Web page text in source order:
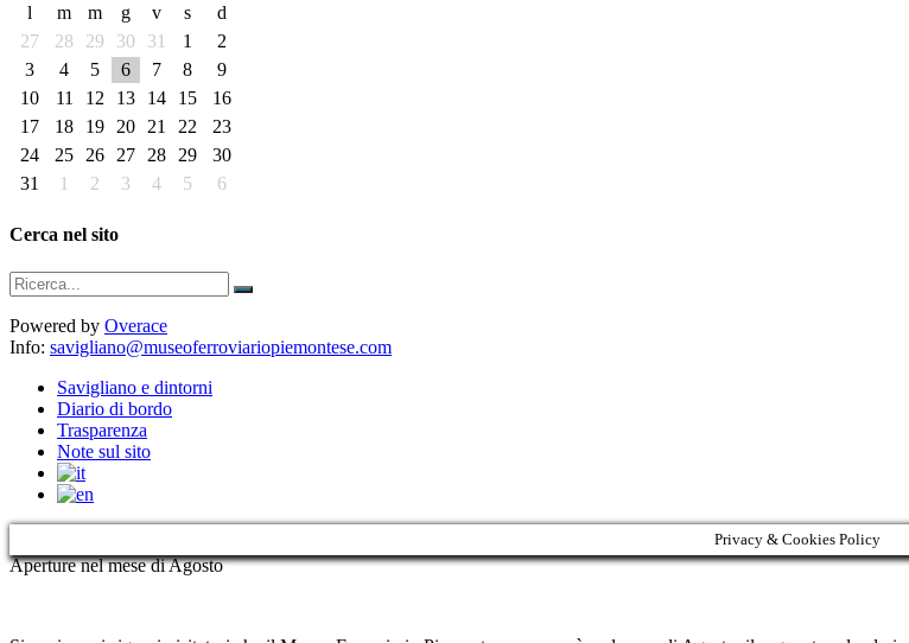
l m m g v s
d
27
28 29 30 31 1
2
3
4 5 6 7 8
9
10
11 12 13 14 15
16
17
18 19 20 21 22
23
24
25 26 27 28 29
30
31
1 2 3 4 5 6
Cerca nel sito
Powered by Overace
Info: savigliano@museoferroviariopiemontese.com
Savigliano e dintorni
Diario di bordo
Trasparenza
Note sul sito
Privacy & Cookies Policy
Aperture nel mese di Agosto